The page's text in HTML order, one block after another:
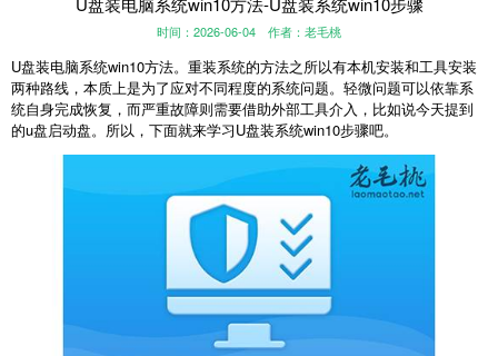
时间：2026-06-04 作者：老毛桃
U盘装电脑系统win10方法。重装系统的方法之所以有本机安装和工具安装
两种路线，本质上是为了应对不同程度的系统问题。轻微问题可以依靠系
统自身完成恢复，而严重故障则需要借助外部工具介入，比如说今天提到
的u盘启动盘。所以，下面就来学习U盘装系统win10步骤吧。